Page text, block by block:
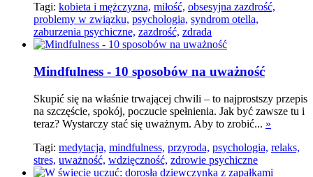
Tagi: kobieta i mężczyzna, miłość, obsesyjna zazdrość,
problemy w związku, psychologia, syndrom otella,
zaburzenia psychiczne, zazdrość, zdrada
Mindfulness - 10 sposobów na uważność
Skupić się na właśnie trwającej chwili – to najprostszy przepis
na szczęście, spokój, poczucie spełnienia. Jak być zawsze tu i
teraz? Wystarczy stać się uważnym. Aby to zrobić... »
Tagi: medytacja, mindfulness, przyroda, psychologia, relaks,
stres, uważność, wdzięczność, zdrowie psychiczne